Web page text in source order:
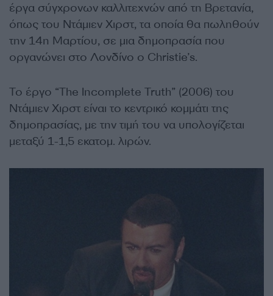
έργα σύγχρονων καλλιτεχνών από τη Βρετανία,
όπως του Ντάμιεν Χιρστ, τα οποία θα πωληθούν
την 14η Μαρτίου, σε μια δημοπρασία που
οργανώνει στο Λονδίνο ο Christie’s.
Το έργο “The Incomplete Truth” (2006) του
Ντάμιεν Χιρστ είναι το κεντρικό κομμάτι της
δημοπρασίας, με την τιμή του να υπολογίζεται
μεταξύ 1-1,5 εκατομ. λιρών.